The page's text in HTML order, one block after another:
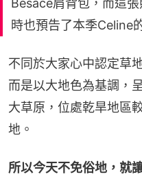
時也預告了本季Celine
不同於大家心中認定草
而是以大地色為基調，
大草原，位處乾旱地區
地。
所以今天不免俗地，就